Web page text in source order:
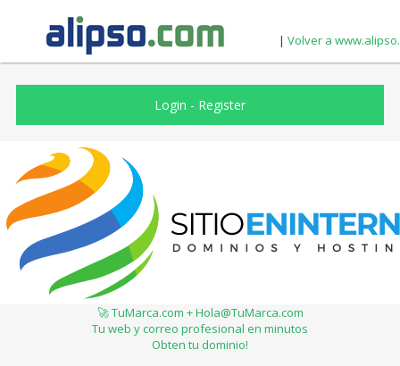
| Volver a
Login - Register
🚀 TuMarca.com + Hola@TuMarca.com
Tu web y correo profesional en minutos
Obten tu dominio!